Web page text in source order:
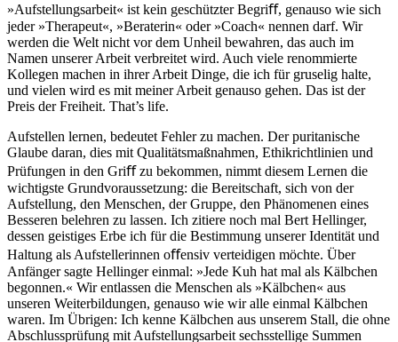
»Aufstellungsarbeit« ist kein geschützter Begriﬀ, genauso wie sich
jeder »Therapeut«, »Beraterin« oder »Coach« nennen darf. Wir
werden die Welt nicht vor dem Unheil bewahren, das auch im
Namen unserer Arbeit verbreitet wird. Auch viele renommierte
Kollegen machen in ihrer Arbeit Dinge, die ich für gruselig halte,
und vielen wird es mit meiner Arbeit genauso gehen. Das ist der
Preis der Freiheit. That’s life.
Aufstellen lernen, bedeutet Fehler zu machen. Der puritanische
Glaube daran, dies mit Qualitätsmaßnahmen, Ethikrichtlinien und
Prüfungen in den Griﬀ zu bekommen, nimmt diesem Lernen die
wichtigste Grundvoraussetzung: die Bereitschaft, sich von der
Aufstellung, den Menschen, der Gruppe, den Phänomenen eines
Besseren belehren zu lassen. Ich zitiere noch mal Bert Hellinger,
dessen geistiges Erbe ich für die Bestimmung unserer Identität und
Haltung als Aufstellerinnen oﬀensiv verteidigen möchte. Über
Anfänger sagte Hellinger einmal: »Jede Kuh hat mal als Kälbchen
begonnen.« Wir entlassen die Menschen als »Kälbchen« aus
unseren Weiterbildungen, genauso wie wir alle einmal Kälbchen
waren. Im Übrigen: Ich kenne Kälbchen aus unserem Stall, die ohne
Abschlussprüfung mit Aufstellungsarbeit sechsstellige Summen